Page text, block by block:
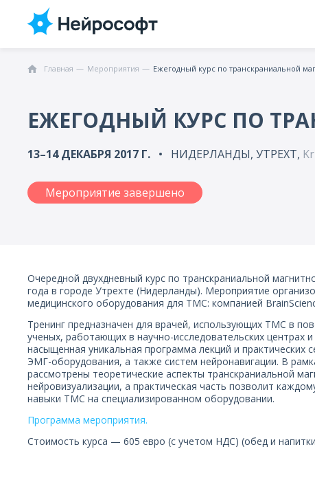
Главная Мероприятия Ежегодный курс по транскраниальной
ЕЖЕГОДНЫЙ КУРС ПО
13–14 ДЕКАБРЯ 2017 Г. НИДЕРЛАНДЫ, УТРЕХТ,
Мероприятие завершено
Очередной двухдневный курс по транскраниальной
года в городе Утрехте (Нидерланды). Мероприятие
медицинского оборудования для ТМС: компанией
Тренинг предназначен для врачей, использующих ТМС в
ученых, работающих в научно-исследовательских центрах
насыщенная уникальная программа лекций и
ЭМГ-оборудования, а также систем нейронавигации. В
рассмотрены теоретические аспекты транскраниальной
нейровизуализации, а практическая часть позволит
навыки ТМС на специализированном оборудовании.
Программа мероприятия.
Стоимость курса — 605 евро (с учетом НДС) (обед и